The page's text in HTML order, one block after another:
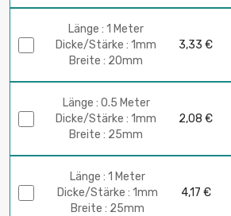
Länge : 1 Meter
Dicke/Stärke : 1mm
Breite : 20mm
3,33 €
Länge : 0.5 Meter
Dicke/Stärke : 1mm
Breite : 25mm
2,08 €
Länge : 1 Meter
Dicke/Stärke : 1mm
Breite : 25mm
4,17 €